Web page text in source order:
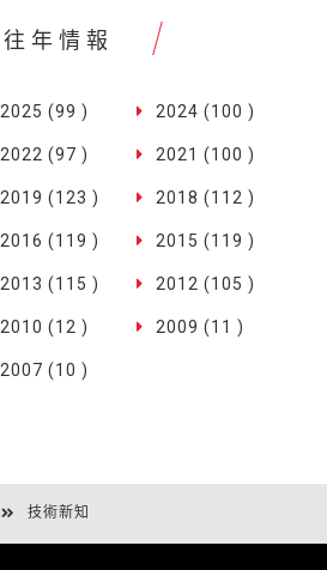
往年情報
2025 (99 ) 2024 (100 )
2022 (97 ) 2021 (100 )
2019 (123 ) 2018 (112 )
2016 (119 ) 2015 (119 )
2013 (115 ) 2012 (105 )
2010 (12 ) 2009 (11 )
2007 (10 )
技術新知